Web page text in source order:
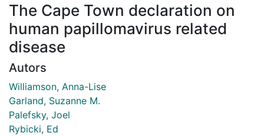
The Cape Town declaration on
human papillomavirus related
disease
Autors
Williamson, Anna-Lise
Garland, Suzanne M.
Palefsky, Joel
Rybicki, Ed